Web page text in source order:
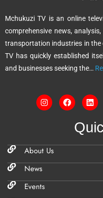
i
v
e
:
Mchukuzi TV is an online
comprehensive news,
transportation industries in the
TV has quickly established
and businesses seeking the…
About Us
News
Events